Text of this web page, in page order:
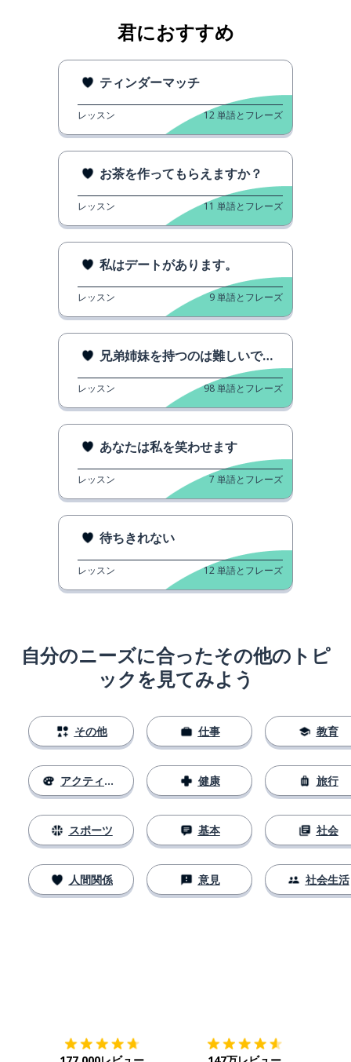
君におすすめ
ティンダーマッチ
レッスン 12単語とフレーズ
お茶を作ってもらえますか？
レッスン 11 単語とフレーズ
私はデートがあります。
レッスン 9単語とフレーズ
兄弟姉妹を持つのは難しいです。
レッスン 98単語とフレーズ
あなたは私を笑わせます
レッスン 7 単語とフレーズ
待ちきれない
レッスン 12単語とフレーズ
自分のニーズに合ったその他のトピ
ックを見てみよう
その他
アクティビティ
スポーツ
人間関係
仕事
健康
基本
意見
教育
旅行
社会
社会生活